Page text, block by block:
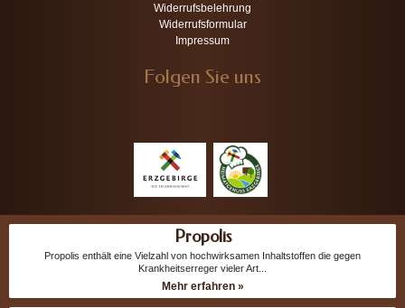
Widerrufsbelehrung
Widerrufsformular
Impressum
Folgen Sie uns
Propolis
Propolis enthält eine Vielzahl von hochwirksamen Inhaltstoffen die gegen
Krankheitserreger vieler Art...
Mehr erfahren »